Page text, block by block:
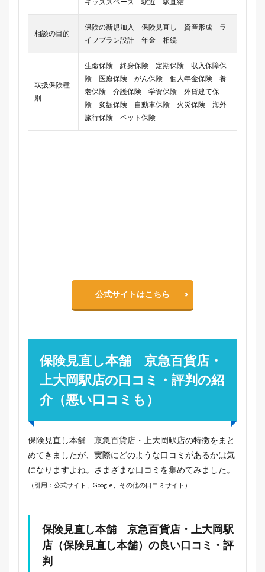
相談の目的
保険の新規加入 保険見直し 資産形成 ラ
イフプラン設計 年金 相続
取扱保険種
別
生命保険 終身保険 定期保険 収入保障保
険 医療保険 がん保険 個人年金保険 養
老保険 介護保険 学資保険 外貨建て保
険 変額保険 自動車保険 火災保険 海外
旅行保険 ペット保険
公式サイトはこちら
保険見直し本舗 京急百貨店・
上大岡駅店の口コミ・評判の紹
介（悪い口コミも）
保険見直し本舗 京急百貨店・上大岡駅店の特徴をまと
めてきましたが、実際にどのような口コミがあるかは気
になりますよね。さまざまな口コミを集めてみました。
（引用：公式サイト、Google、その他の口コミサイト）
保険見直し本舗 京急百貨店・上大岡駅
店（保険見直し本舗）の良い口コミ・評
判